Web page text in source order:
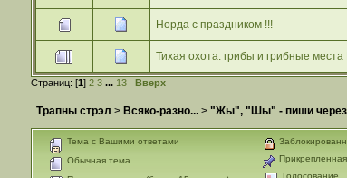
Норда с праздником !!!
Тихая охота: грибы и грибные места
Страниц: [1] 2 3 ... 13 Вверх
Трапны стрэл > Всяко-разно...> "Жы", "Шы" - пиши
Тема с Вашими ответами
Обычная тема
Голосование